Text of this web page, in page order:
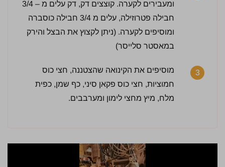
ומעבירים לקערה. קוצצים דק, דק עלים מ – 3/4
חבילה פטרוזילה, עלים מ 3/4 חבילה כוסברה
ומוסיפים לקערה. (ניתן לקצוץ את הבצל והירק
במאסטר סלייסר)
3
מוסיפים את הקינואה שהצטננה, חצי כוס
חמוציות, חצי כוס פקאן סיני, כף שמן, כפית
מלח, מיץ מחצי לימון ומערבבים.